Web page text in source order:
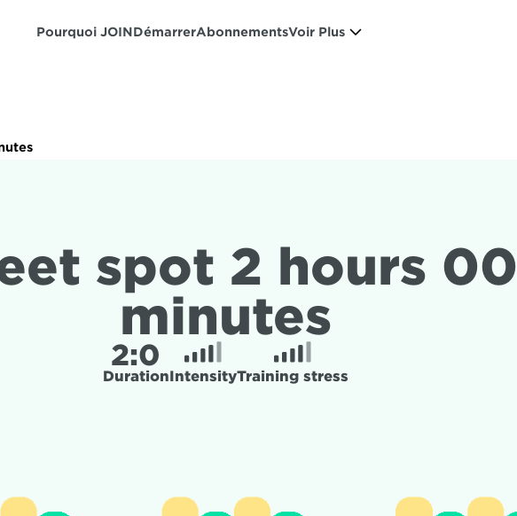
Pourquoi JOINDémarrerAbonnementsVoir Plus
spot 2 hours 00
minutes
2:0
DurationIntensityTraining stress